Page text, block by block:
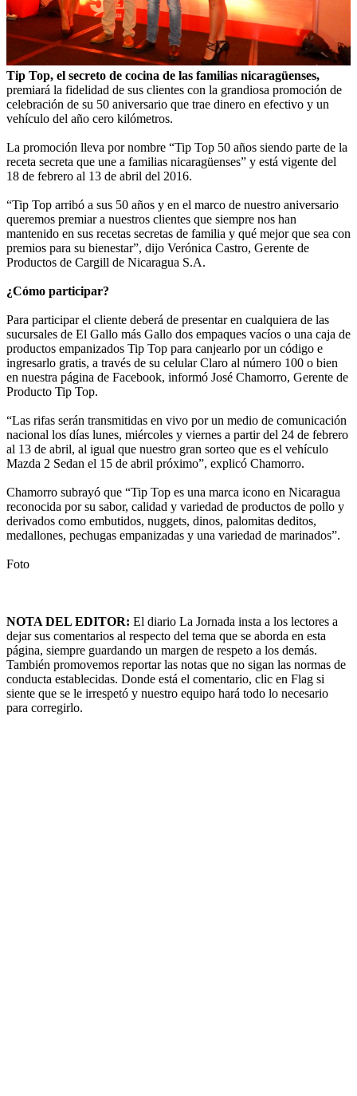
Tip Top, el secreto de cocina de las familias nicaragüenses,
premiará la fidelidad de sus clientes con la grandiosa promoción de
celebración de su 50 aniversario que trae dinero en efectivo y un
vehículo del año cero kilómetros.
La promoción lleva por nombre “Tip Top 50 años siendo parte de la
receta secreta que une a familias nicaragüenses” y está vigente del
18 de febrero al 13 de abril del 2016.
“Tip Top arribó a sus 50 años y en el marco de nuestro aniversario
queremos premiar a nuestros clientes que siempre nos han
mantenido en sus recetas secretas de familia y qué mejor que sea con
premios para su bienestar”, dijo Verónica Castro, Gerente de
Productos de Cargill de Nicaragua S.A.
¿Cómo participar?
Para participar el cliente deberá de presentar en cualquiera de las
sucursales de El Gallo más Gallo dos empaques vacíos o una caja de
productos empanizados Tip Top para canjearlo por un código e
ingresarlo gratis, a través de su celular Claro al número 100 o bien
en nuestra página de Facebook, informó José Chamorro, Gerente de
Producto Tip Top.
“Las rifas serán transmitidas en vivo por un medio de comunicación
nacional los días lunes, miércoles y viernes a partir del 24 de febrero
al 13 de abril, al igual que nuestro gran sorteo que es el vehículo
Mazda 2 Sedan el 15 de abril próximo”, explicó Chamorro.
Chamorro subrayó que “Tip Top es una marca icono en Nicaragua
reconocida por su sabor, calidad y variedad de productos de pollo y
derivados como embutidos, nuggets, dinos, palomitas deditos,
medallones, pechugas empanizadas y una variedad de marinados”.
Foto
NOTA DEL EDITOR: El diario La Jornada insta a los lectores a
dejar sus comentarios al respecto del tema que se aborda en esta
página, siempre guardando un margen de respeto a los demás.
También promovemos reportar las notas que no sigan las normas de
conducta establecidas. Donde está el comentario, clic en Flag si
siente que se le irrespetó y nuestro equipo hará todo lo necesario
para corregirlo.